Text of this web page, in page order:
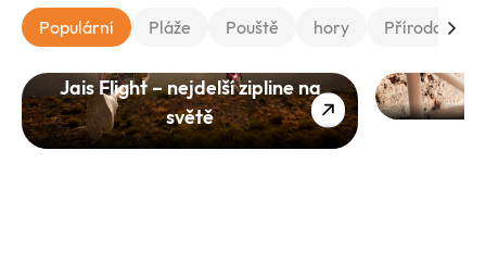
Populární Pláže Pouště hory Příroda
Jais Flight – nejdelší zipline na
světě